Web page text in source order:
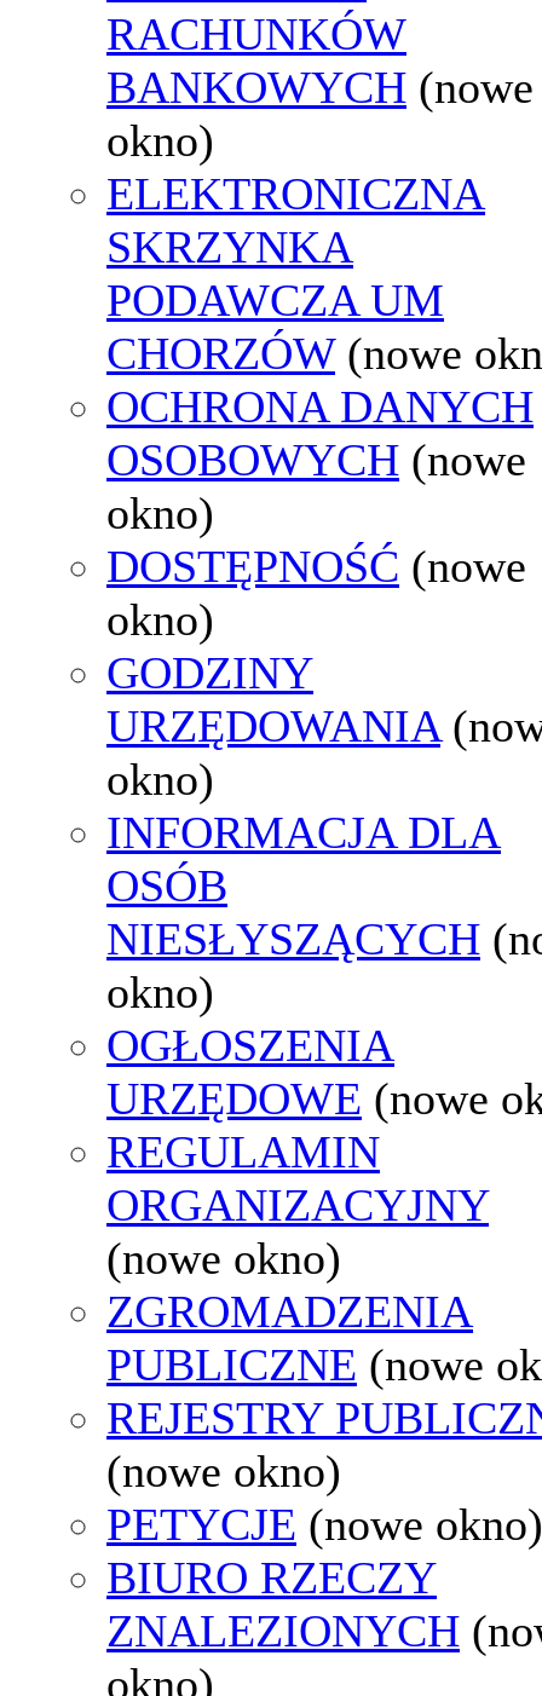
RACHUNKÓW
BANKOWYCH (nowe
okno)
ELEKTRONICZNA
SKRZYNKA
PODAWCZA UM
CHORZÓW (nowe
OCHRONA DANYCH
OSOBOWYCH (nowe
okno)
DOSTĘPNOŚĆ (nowe
okno)
GODZINY
URZĘDOWANIA
okno)
INFORMACJA DLA
OSÓB
NIESŁYSZĄCYCH
okno)
OGŁOSZENIA
URZĘDOWE (nowe
REGULAMIN
ORGANIZACYJNY
(nowe okno)
ZGROMADZENIA
PUBLICZNE (nowe
REJESTRY
(nowe okno)
PETYCJE (nowe okno)
BIURO RZECZY
ZNALEZIONYCH
okno)